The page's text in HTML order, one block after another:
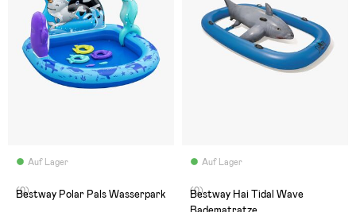
Auf Lager
(0)
Bestway Polar Pals Wasserpark
Auf Lager
(0)
Bestway Hai Tidal Wave